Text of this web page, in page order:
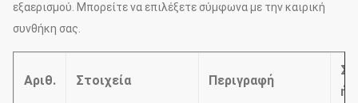
εξαερισμού. Μπορείτε να επιλέξετε σύμφωνα με την καιρική
συνθήκη σας.
Αριθ. Στοιχεία Περιγραφή
ή